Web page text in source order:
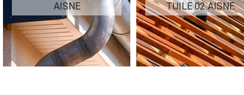
AISNE
TUILE 02 AISNE